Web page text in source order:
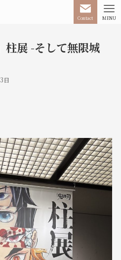
Contact MENU
柱展 -そして無限城
日